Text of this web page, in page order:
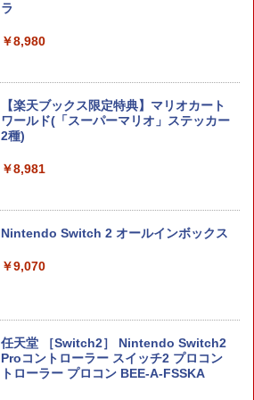
ラ
￥8,980
【楽天ブックス限定特典】マリオカート
ワールド(「スーパーマリオ」ステッカー
2種)
￥8,981
Nintendo Switch 2 オールインボックス
￥9,070
任天堂 ［Switch2］ Nintendo Switch2
Proコントローラー スイッチ2 プロコン
トローラー プロコン BEE-A-FSSKA